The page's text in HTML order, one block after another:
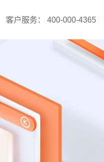
客户服务： 400-000-4365